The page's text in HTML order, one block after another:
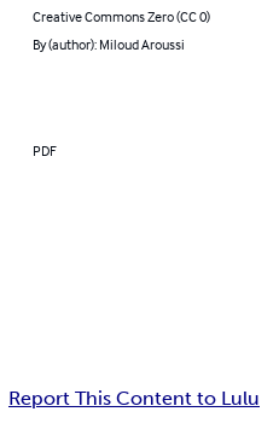
Creative Commons Zero (CC 0)
By (author): Miloud Aroussi
PDF
Report This Content to Lulu